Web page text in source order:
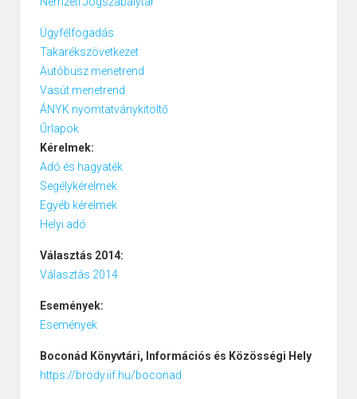
Ügyfélfogadás
Takarékszövetkezet
Autóbusz menetrend
Vasút menetrend
ÁNYK nyomtatványkitöltő
Űrlapok
Kérelmek:
Adó és hagyaték
Segélykérelmek
Egyéb kérelmek
Helyi adó
Választás 2014:
Választás 2014
Események:
Események
Boconád Könyvtári, Információs és Közösségi Hely
https://brody.iif.hu/boconad